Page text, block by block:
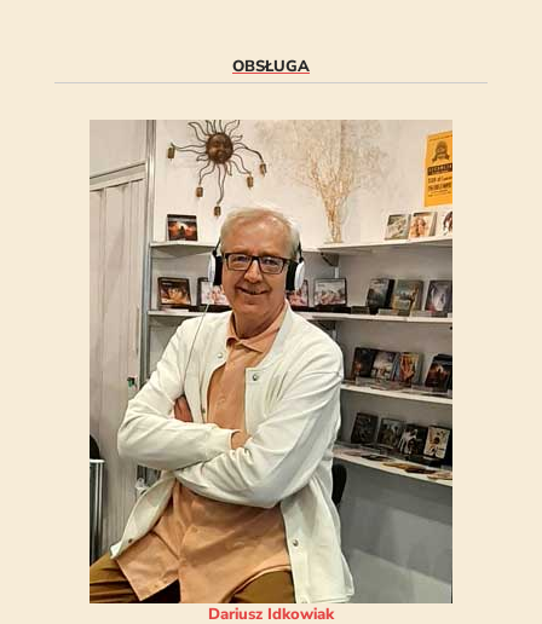
OBSŁUGA
Dariusz Idkowiak